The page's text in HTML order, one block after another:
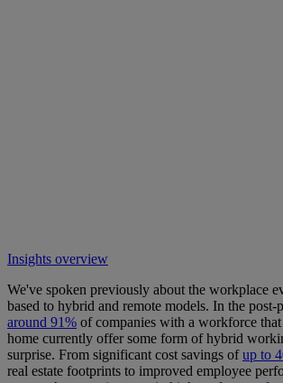
Insights overview
We've spoken previously about the workplace
based to hybrid and remote models. In the post-
around 91% of companies with a workforce
home currently offer some form of hybrid
surprise. From significant cost savings ofup to
real estate footprints to improved employee